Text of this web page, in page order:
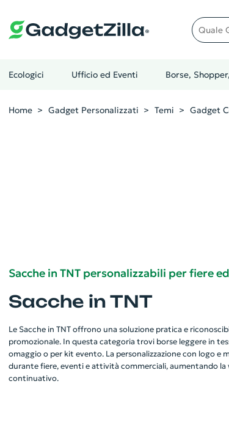
Quale
Ecologici Ufficio ed Eventi Borse,
Home Gadget Personalizzati Temi Gadget
Sacche in TNT personalizzabili per fiere
Sacche in TNT
Le Sacche in TNT offrono una soluzione pratica e
promozionale. In questa categoria trovi borse leggere in
omaggio o per kit evento. La personalizzazione con logo e
durante fiere, eventi e attività commerciali, aumentando la
continuativo.